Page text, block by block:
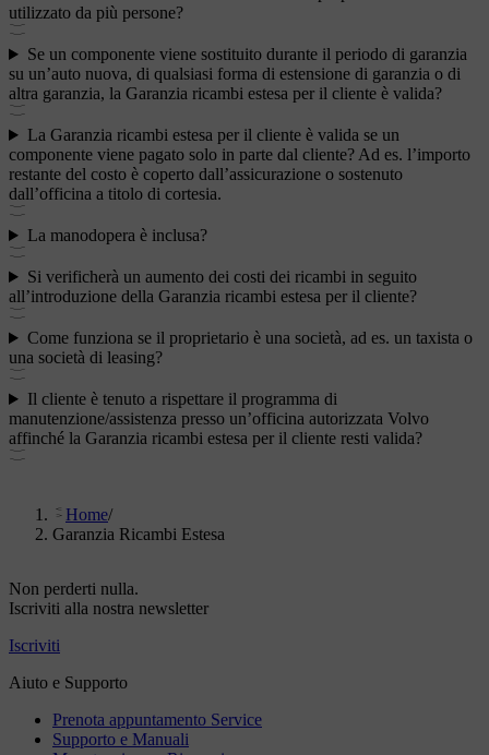
utilizzato da più persone?
Se un componente viene sostituito durante il periodo di garanzia
su un’auto nuova, di qualsiasi forma di estensione di garanzia o di
altra garanzia, la Garanzia ricambi estesa per il cliente è valida?
La Garanzia ricambi estesa per il cliente è valida se un
componente viene pagato solo in parte dal cliente? Ad es. l’importo
restante del costo è coperto dall’assicurazione o sostenuto
dall’officina a titolo di cortesia.
La manodopera è inclusa?
Si verificherà un aumento dei costi dei ricambi in seguito
all’introduzione della Garanzia ricambi estesa per il cliente?
Come funziona se il proprietario è una società, ad es. un taxista o
una società di leasing?
Il cliente è tenuto a rispettare il programma di
manutenzione/assistenza presso un’officina autorizzata Volvo
affinché la Garanzia ricambi estesa per il cliente resti valida?
Home/
Garanzia Ricambi Estesa